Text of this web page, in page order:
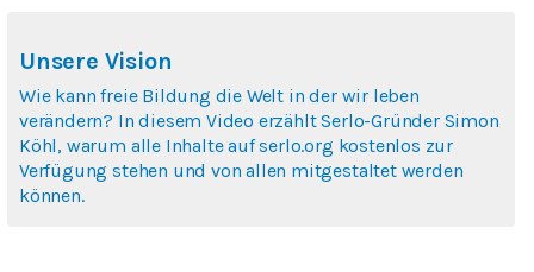
Unsere Vision
Wie kann freie Bildung die Welt in der wir leben
verändern? In diesem Video erzählt Serlo-Gründer Simon
Köhl, warum alle Inhalte auf serlo.org kostenlos zur
Verfügung stehen und von allen mitgestaltet werden
können.